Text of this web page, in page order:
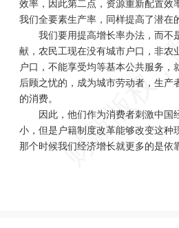
效率，因此第二点，资源重新配置效
我们全要素生产率，同样提高了潜在
我们要用提高增长率办法，而不
献，农民工现在没有城市户口，非
户口，不能享受均等基本公共服务
后顾之忧的，成为城市劳动者，生
的消费。
因此，他们作为消费者刺激中国
小，但是户籍制度改革能够改变这种
那个时候我们经济增长就更多的是依